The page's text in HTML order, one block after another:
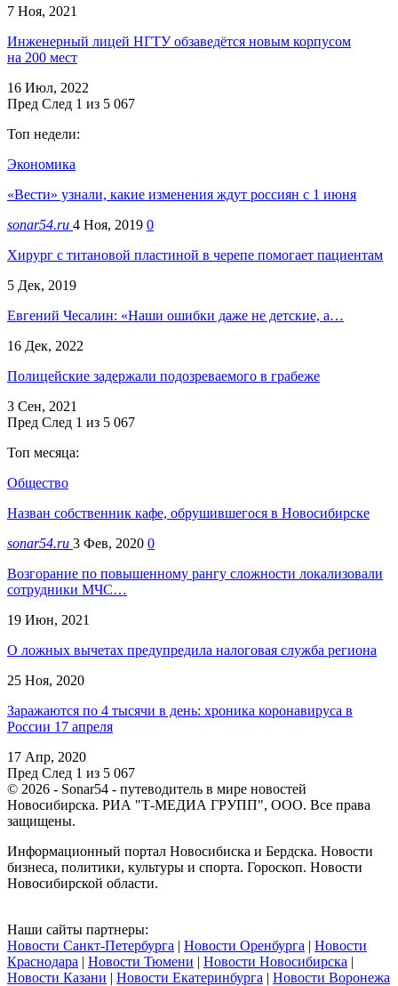
7 Ноя, 2021
Инженерный лицей НГТУ обзаведётся новым корпусом
на 200 мест
16 Июл, 2022
Пред След 1 из 5 067
Топ недели:
Экономика
«Вести» узнали, какие изменения ждут россиян с 1 июня
sonar54.ru 4 Ноя, 2019 0
Хирург с титановой пластиной в черепе помогает пациентам
5 Дек, 2019
Евгений Чесалин: «Наши ошибки даже не детские, а…
16 Дек, 2022
Полицейские задержали подозреваемого в грабеже
3 Сен, 2021
Пред След 1 из 5 067
Топ месяца:
Общество
Назван собственник кафе, обрушившегося в Новосибирске
sonar54.ru 3 Фев, 2020 0
Возгорание по повышенному рангу сложности локализовали
сотрудники МЧС…
19 Июн, 2021
О ложных вычетах предупредила налоговая служба региона
25 Ноя, 2020
Заражаются по 4 тысячи в день: хроника коронавируса в
России 17 апреля
17 Апр, 2020
Пред След 1 из 5 067
© 2026 - Sonar54 - путеводитель в мире новостей
Новосибирска. РИА "Т-МЕДИА ГРУПП", ООО. Все права
защищены.
Информационный портал Новосибиска и Бердска. Новости
бизнеса, политики, культуры и спорта. Гороскоп. Новости
Новосибирской области.
Наши сайты партнеры:
Новости Санкт-Петербурга | Новости Оренбурга | Новости
Краснодара | Новости Тюмени | Новости Новосибирска |
Новости Казани | Новости Екатеринбурга | Новости Воронежа